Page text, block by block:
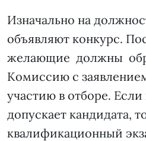
Изначально на
объявляют конкурс.
желающие должны
Комиссию с
участию в отборе.
допускает кандидата,
квалификационный